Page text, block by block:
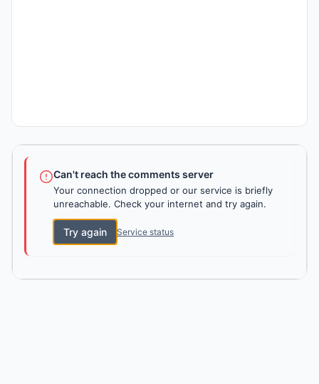
Can't reach the comments server
Your connection dropped or our service is briefly
unreachable. Check your internet and try again.
Try again Service status